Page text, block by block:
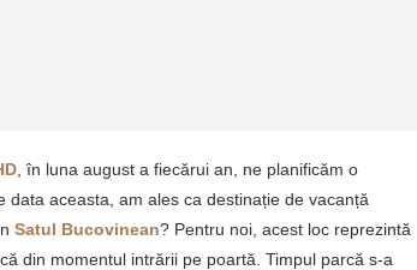
, în luna august a fiecărui an, ne planificăm o
aceasta, am ales ca destinație de vacanță
Satul Bucovinean? Pentru noi, acest loc reprezintă
din momentul intrării pe poartă. Timpul parcă s-a